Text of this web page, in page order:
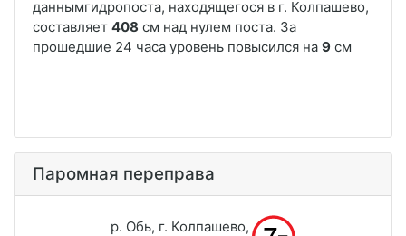
Паромная переправа
р. Обь, г. Колпашево,